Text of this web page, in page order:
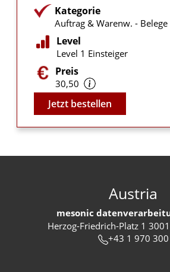
Kategorie
Auftrag & Warenw. - Belege
Level
Level 1 Einsteiger
Preis
30,50
Video
Jetzt bestellen
Austria
mesonic
Herzog-Friedrich-Platz 1
+43 1 970 300